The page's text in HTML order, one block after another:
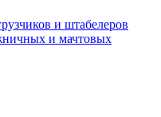
и штабелеров
и мачтовых